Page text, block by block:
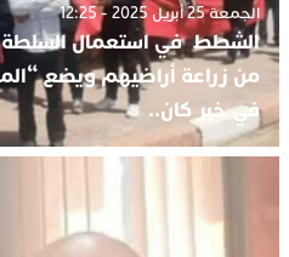
الجمعة 25 أبريل 2025 - 12:25
الشطط في استعمال السلطة
من زراعة أراضيهم ويضع
في خبر كان..